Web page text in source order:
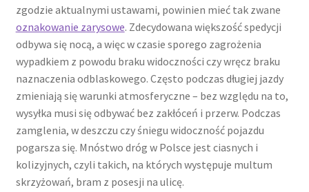
zgodzie aktualnymi ustawami, powinien mieć tak zwane
oznakowanie zarysowe. Zdecydowana większość spedycji
odbywa się nocą, a więc w czasie sporego zagrożenia
wypadkiem z powodu braku widoczności czy wręcz braku
naznaczenia odblaskowego. Często podczas długiej jazdy
zmieniają się warunki atmosferyczne – bez względu na to,
wysyłka musi się odbywać bez zakłóceń i przerw. Podczas
zamglenia, w deszczu czy śniegu widoczność pojazdu
pogarsza się. Mnóstwo dróg w Polsce jest ciasnych i
kolizyjnych, czyli takich, na których występuje multum
skrzyżowań, bram z posesji na ulicę.